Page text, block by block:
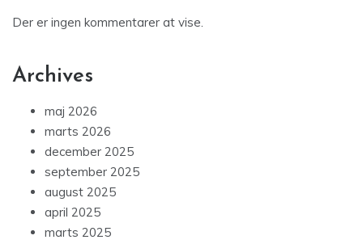
Der er ingen kommentarer at vise.
Archives
maj 2026
marts 2026
december 2025
september 2025
august 2025
april 2025
marts 2025